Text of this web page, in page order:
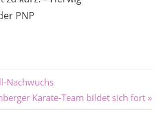
PNP
Nachwuchs
Karate-Team bildet sich fort